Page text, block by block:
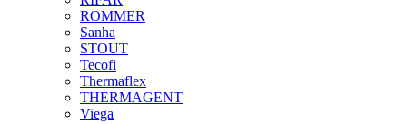
ROMMER
Sanha
STOUT
Tecofi
Thermaflex
THERMAGENT
Viega